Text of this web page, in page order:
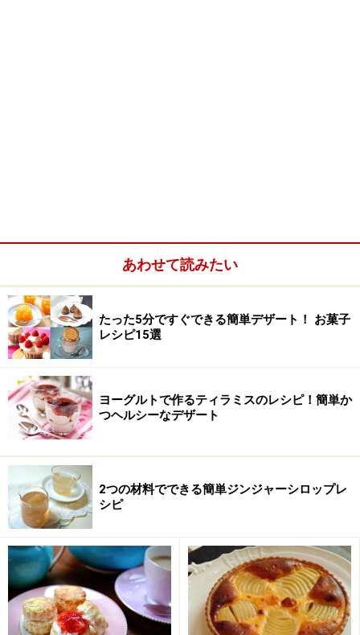
グラニュー糖 50g
はちみつ 大さじ1
塩
薄力粉 80g
ベーキングパウダー
バター
レモン
簡単しっとりプロのマドレーヌレシピ・作
り方の作り方・手順
あわせて読みたい
たった5分ですぐできる簡単デザート！ お菓子
レシピ15選
ヨーグルトで作るティラミスのレシピ！簡単か
つヘルシーなデザート
2つの材料でできる簡単ジンジャーシロップレ
シピ